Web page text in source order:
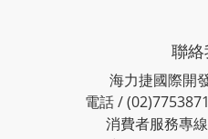
聯
海力捷國際開
電話 /
消費者服務專